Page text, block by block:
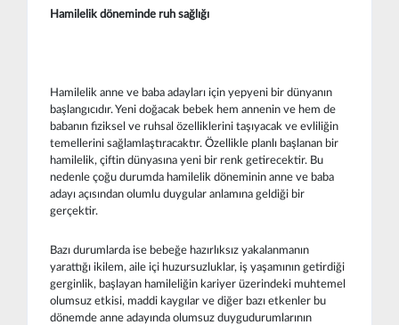
Hamilelik döneminde ruh sağlığı
Hamilelik anne ve baba adayları için yepyeni bir dünyanın
başlangıcıdır. Yeni doğacak bebek hem annenin ve hem de
babanın fiziksel ve ruhsal özelliklerini taşıyacak ve evliliğin
temellerini sağlamlaştıracaktır. Özellikle planlı başlanan bir
hamilelik, çiftin dünyasına yeni bir renk getirecektir. Bu
nedenle çoğu durumda hamilelik döneminin anne ve baba
adayı açısından olumlu duygular anlamına geldiği bir
gerçektir.
Bazı durumlarda ise bebeğe hazırlıksız yakalanmanın
yarattığı ikilem, aile içi huzursuzluklar, iş yaşamının getirdiği
gerginlik, başlayan hamileliğin kariyer üzerindeki muhtemel
olumsuz etkisi, maddi kaygılar ve diğer bazı etkenler bu
dönemde anne adayında olumsuz duygudurumlarının